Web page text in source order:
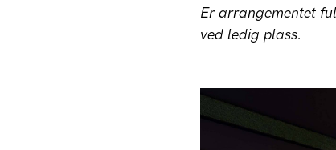
Er arrangementet
ved ledig plass.